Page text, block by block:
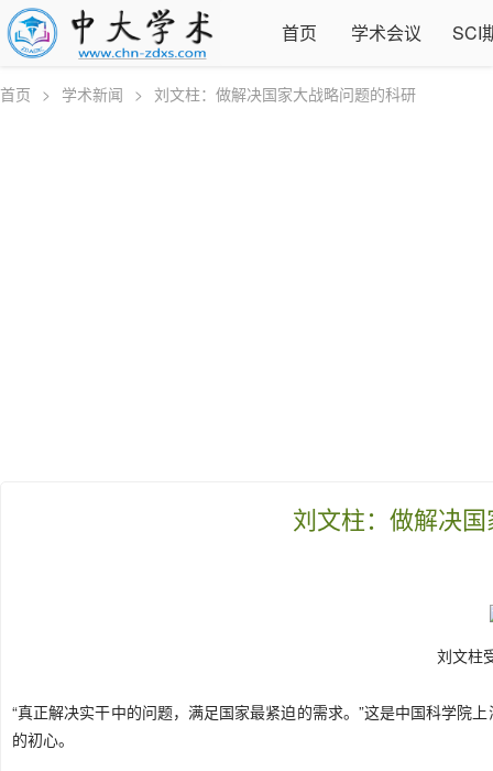
首页 学术会议 SCI
首页 > 学术新闻 > 刘文柱：做解决国家大战略问题的科研
刘文柱：做解决
刘文柱
“真正解决实干中的问题，满足国家最紧迫的需求。”这是中国科学院
的初心。